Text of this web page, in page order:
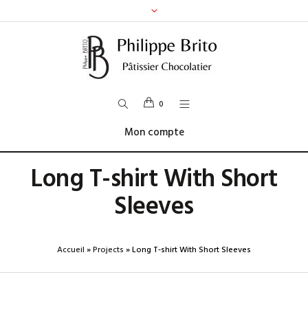
0
Mon compte
Long T-shirt With Short
Sleeves
Accueil »Projects »Long T-shirt With Short Sleeves